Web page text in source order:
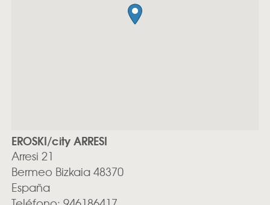
EROSKI/city ARRESI
Arresi 21
Bermeo Bizkaia 48370
España